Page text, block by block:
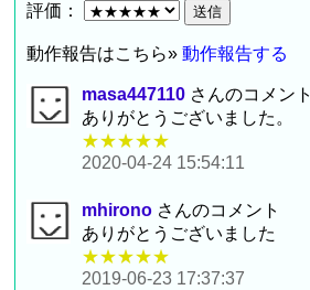
評価：
動作報告はこちら»動作報告する
masa447110 さんのコメント
ありがとうございました。
★★★★★
2020-04-24 15:54:11
mhirono さんのコメント
ありがとうございました
★★★★★
2019-06-23 17:37:37